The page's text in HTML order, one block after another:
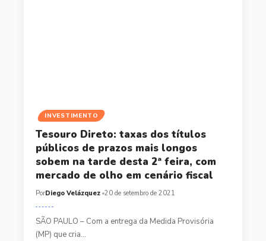
INVESTIMENTO
Tesouro Direto: taxas dos títulos
públicos de prazos mais longos
sobem na tarde desta 2ª feira, com
mercado de olho em cenário fiscal
PorDiego Velázquez 20 de setembro de 2021
SÃO PAULO – Com a entrega da Medida Provisória
(MP) que cria…